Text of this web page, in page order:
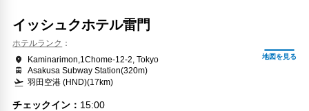
イッシュクホテル雷門
ホテルランク
Kaminarimon,1Chome-12-2, Tokyo
Asakusa Subway Station(320m)
羽田空港 (HND)(17km)
チェックイン
15:00